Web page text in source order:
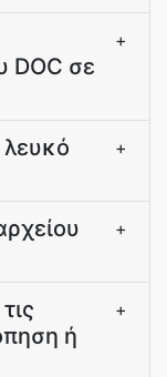
DOC σε
+
λευκό
+
+
ή
+